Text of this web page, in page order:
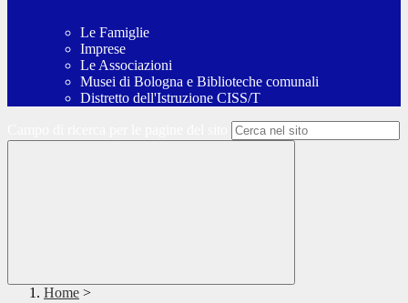
Le Famiglie
Imprese
Le Associazioni
Musei di Bologna e Biblioteche comunali
Distretto dell'Istruzione CISS/T
Home >